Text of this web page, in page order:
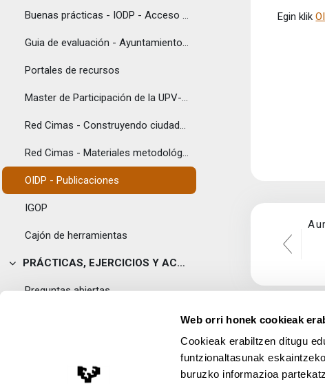
Web orri honek cookieak
Cookieak erabiltzen ditugu
funtzionaltasunak
buruzko informazioa
Buenas prácticas - IODP - Acceso abierto
Guia de evaluación - Ayuntamiento Iruña - Acceso abierto
Portales de recursos
Master de Participación de la UPV-EHU
Red Cimas - Construyendo ciudadanía
Red Cimas - Materiales metodológicos
OIDP - Publicaciones
IGOP
Cajón de herramientas
Tolestu
PRÁCTICAS, EJERCICIOS Y ACTIVIDADES
Preguntas abiertas
Actividades 3
Egin klik
Lege Oharra